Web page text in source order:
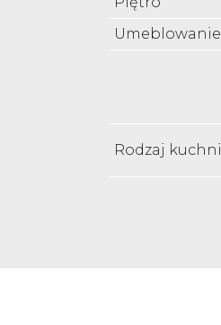
Umeblowanie
Rodzaj kuchni